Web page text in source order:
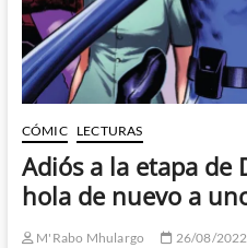
CÓMIC LECTURAS
Adiós a la etapa de
hola de nuevo a
M'Rabo Mhulargo 26/08/2022